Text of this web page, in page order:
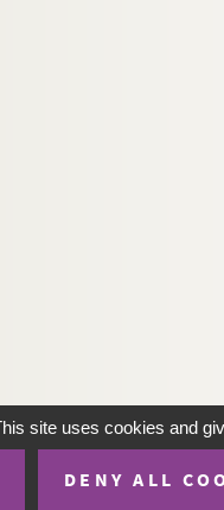
site uses cookies and
DENY ALL